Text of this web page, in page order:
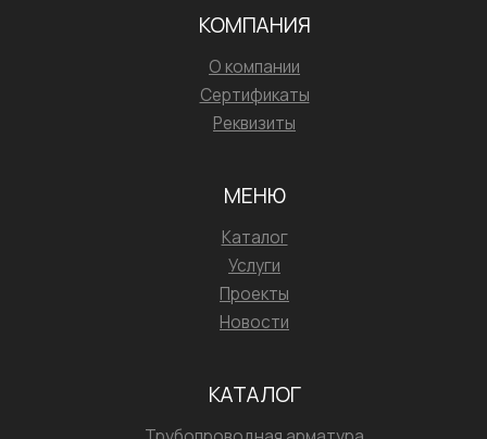
КОМПАНИЯ
О компании
Сертификаты
Реквизиты
МЕНЮ
Каталог
Услуги
Проекты
Новости
КАТАЛОГ